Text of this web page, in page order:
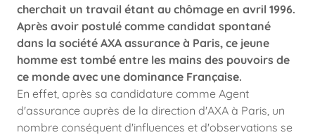
cherchait un travail étant au chômage en avril 1996.
Après avoir postulé comme candidat spontané
dans la société AXA assurance à Paris, ce jeune
homme est tombé entre les mains des pouvoirs de
ce monde avec une dominance Française.
En effet, après sa candidature comme Agent
d'assurance auprès de la direction d'AXA à Paris, un
nombre conséquent d'influences et d'observations se